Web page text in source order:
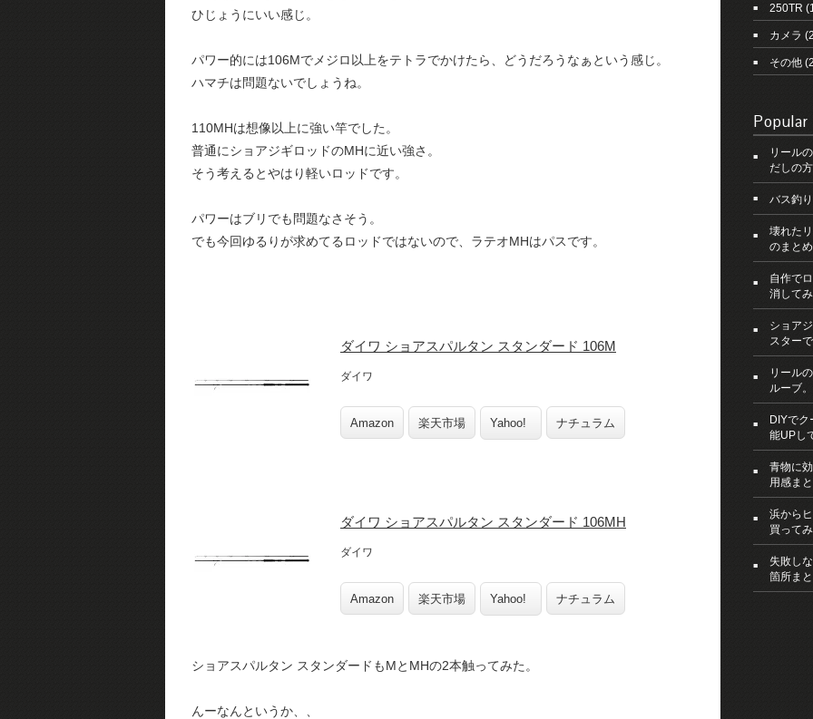
ひじょうにいい感じ。
パワー的には106Mでメジロ以上をテトラでかけたら、どうだろうなぁという感じ。
ハマチは問題ないでしょうね。
110MHは想像以上に強い竿でした。
普通にショアジギロッドのMHに近い強さ。
そう考えるとやはり軽いロッドです。
パワーはブリでも問題なさそう。
でも今回ゆるりが求めてるロッドではないので、ラテオMHはパスです。
ダイワ ショアスパルタン スタンダード 106M
ダイワ
Amazon 楽天市場 Yahoo! ナチュラム
ダイワ ショアスパルタン スタンダード 106MH
ダイワ
Amazon 楽天市場 Yahoo! ナチュラム
ショアスパルタン スタンダードもMとMHの2本触ってみた。
んーなんというか、、
250TR
カメラ
その他
リール
だしの
バス釣
壊れた
のまと
自作で
消して
ショア
スター
リール
ルーブ。
DIYで
能UPし
青物に
用感ま
浜から
買って
失敗し
箇所ま